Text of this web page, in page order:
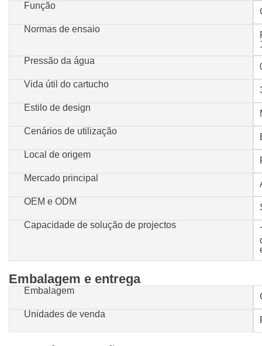
Função
Normas de ensaio
Pressão da água
Vida útil do cartucho
Estilo de design
Cenários de utilização
Local de origem
Mercado principal
OEM e ODM
Capacidade de solução de projectos
Embalagem e entrega
Embalagem
Unidades de venda